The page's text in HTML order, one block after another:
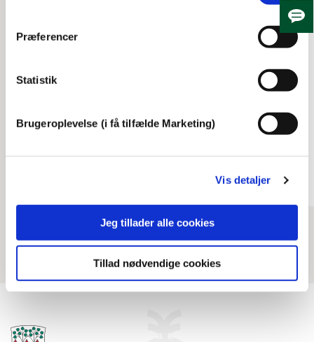
Præferencer
Statistik
Brugeroplevelse (i få tilfælde Marketing)
Vis detaljer
Jeg tillader alle cookies
Tillad nødvendige cookies
Feriekolonien Nordstrand
ca. 1950
00:09